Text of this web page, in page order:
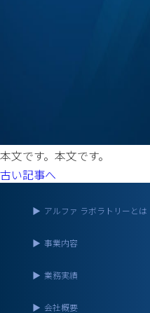
本文です。本文です。
古い記事へ
▶ アルファ ラボラトリーとは
▶ 事業内容
▶ 業務実績
▶ 会社概要